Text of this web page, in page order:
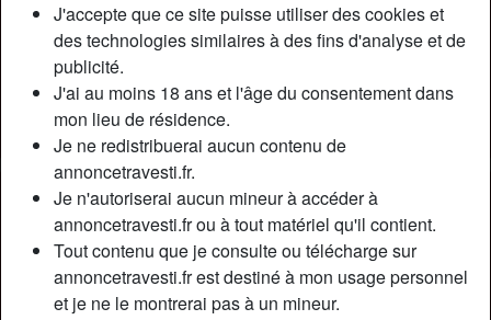
J'accepte que ce site puisse utiliser des cookies et
des technologies similaires à des fins d'analyse et de
publicité.
J'ai au moins 18 ans et l'âge du consentement dans
mon lieu de résidence.
Je ne redistribuerai aucun contenu de
annoncetravesti.fr.
Je n'autoriserai aucun mineur à accéder à
annoncetravesti.fr ou à tout matériel qu'il contient.
Tout contenu que je consulte ou télécharge sur
annoncetravesti.fr est destiné à mon usage personnel
et je ne le montrerai pas à un mineur.
Nickname:
VéroBerlioz301
Âge:
30
Pays:
France
Département:
Hauts-de-Seine